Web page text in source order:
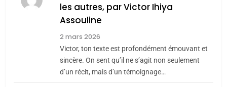
MA JUDAÏTE par Thérèse
Zrihen-Dvir
ISRAÉL JUDAISME
CE QUI NOUS MANQUE –
Jacques Hadida
JUDAISME
les autres, par Victor Ihiya
Assouline
2 mars 2026
Victor, ton texte est profondément émouvant et
sincère. On sent qu’il ne s’agit non seulement
d’un récit, mais d’un témoignage…